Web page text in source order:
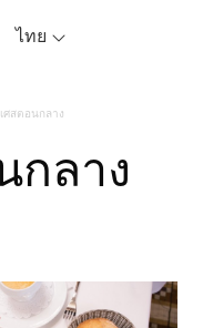
ไทย
เศสตอนกลาง
กลาง